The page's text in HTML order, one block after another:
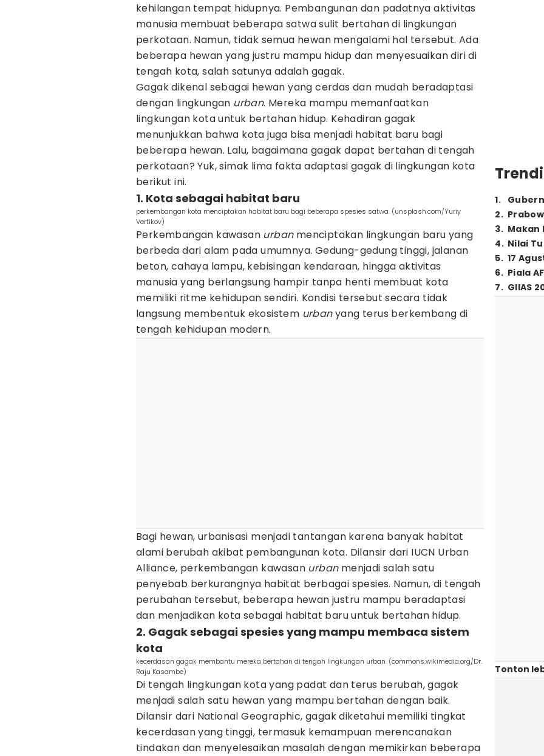
kehilangan tempat hidupnya. Pembangunan dan padatnya aktivitas
manusia membuat beberapa satwa sulit bertahan di lingkungan
perkotaan. Namun, tidak semua hewan mengalami hal tersebut. Ada
beberapa hewan yang justru mampu hidup dan menyesuaikan diri di
tengah kota, salah satunya adalah gagak.
Gagak dikenal sebagai hewan yang cerdas dan mudah beradaptasi
dengan lingkungan urban. Mereka mampu memanfaatkan
lingkungan kota untuk bertahan hidup. Kehadiran gagak
menunjukkan bahwa kota juga bisa menjadi habitat baru bagi
beberapa hewan. Lalu, bagaimana gagak dapat bertahan di tengah
perkotaan? Yuk, simak lima fakta adaptasi gagak di lingkungan kota
berikut ini.
1. Kota sebagai habitat baru
perkembangan kota menciptakan habitat baru bagi beberapa spesies satwa. (unsplash.com/Yuriy
Vertikov)
Perkembangan kawasan urbanmenciptakan lingkungan baru yang
berbeda dari alam pada umumnya. Gedung-gedung tinggi, jalanan
beton, cahaya lampu, kebisingan kendaraan, hingga aktivitas
manusia yang berlangsung hampir tanpa henti membuat kota
memiliki ritme kehidupan sendiri. Kondisi tersebut secara tidak
langsung membentuk ekosistem urbanyang terus berkembang di
tengah kehidupan modern.
Bagi hewan, urbanisasi menjadi tantangan karena banyak habitat
alami berubah akibat pembangunan kota. Dilansir dari IUCN Urban
Alliance, perkembangan kawasan urbanmenjadi salah satu
penyebab berkurangnya habitat berbagai spesies. Namun, di tengah
perubahan tersebut, beberapa hewan justru mampu beradaptasi
dan menjadikan kota sebagai habitat baru untuk bertahan hidup.
2. Gagak sebagai spesies yang mampu membaca sistem
kota
kecerdasan gagak membantu mereka bertahan di tengah lingkungan urban. (commons.wikimedia.org/Dr.
Raju Kasambe)
Di tengah lingkungan kota yang padat dan terus berubah, gagak
menjadi salah satu hewan yang mampu bertahan dengan baik.
Dilansir dari National Geographic, gagak diketahui memiliki tingkat
kecerdasan yang tinggi, termasuk kemampuan merencanakan
tindakan dan menyelesaikan masalah dengan memikirkan beberapa
1.
2.
3. Makan
4. Nilai
5. 17
6. Piala
7. GIIAS
Tonton